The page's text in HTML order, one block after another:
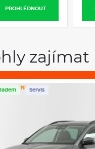
PROHLÉDNOUT
zajímat
Servis